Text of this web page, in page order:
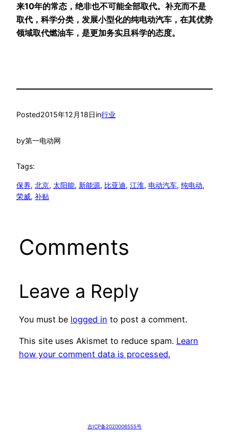
来10年的常态，绝非也不可能全部取代。补充而不是
取代，科学分类，发展小型化的纯电动汽车，在其优势
领域取代燃油车，是更加务实且科学的态度。
Posted2015年12月18日in行业
by第一电动网
Tags:
保养, 北京, 太阳能, 新能源, 比亚迪, 江淮, 电动汽车, 纯电动
荣威, 补贴
Comments
Leave a Reply
You must be logged in to post a comment.
This site uses Akismet to reduce spam. Learn
how your comment data is processed.
吉ICP备2020006555号